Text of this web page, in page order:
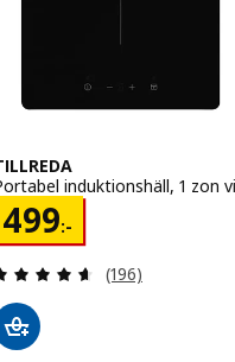
induktionshäll, 1 zon
499:-
499:-
Recensera:
(196)